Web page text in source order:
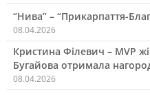
“Нива” – “Прикарпаття-
08.04.2026
Кристина Філевич – MVP
Бугайова отримала
08.04.2026